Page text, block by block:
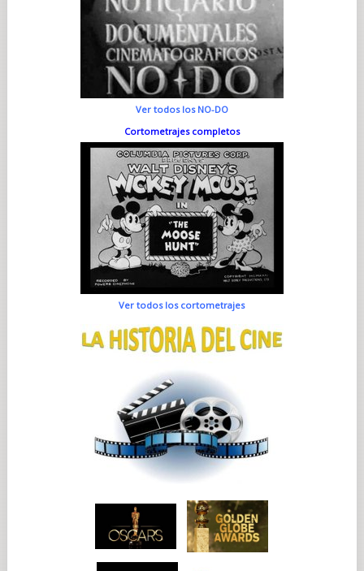
Ver todos los NO-DO
Cortometrajes completos
Ver todos los cortometrajes